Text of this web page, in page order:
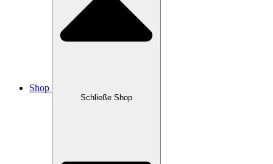
Shop
Schließe Shop